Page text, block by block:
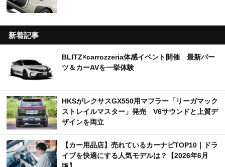
新着記事
BLITZ×carrozzeria体感イベント開催 最新パー
ツ＆カーAVを一挙体験
HKSがレクサスGX550用マフラー「リーガマック
ストレイルマスター」発売 V6サウンドと上質デ
ザインを両立
【カー用品店】売れているカーナビTOP10｜ドラ
イブを快適にする人気モデルは？【2026年6月